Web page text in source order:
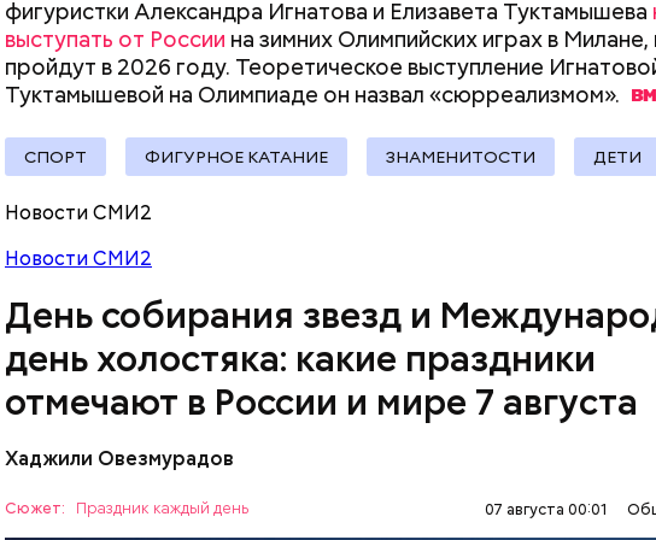
фигуристки Александра Игнатова и Елизавета Туктамышева
выступать от России на зимних Олимпийских играх в
пройдут в 2026 году. Теоретическое выступление
Туктамышевой на Олимпиаде он назвал «сюрреализмом».
СПОРТ ФИГУРНОЕ КАТАНИЕ ЗНАМЕНИТОСТИ ДЕТИ
Новости СМИ2
Новости СМИ2
День собирания звезд и
день холостяка: какие праздники
отмечают в России и мире 7 августа
Хаджили Овезмурадов
Сюжет: Праздник каждый день 07 августа 00:01
День собирания звезд учрежден в честь метеорного потока
Персеиды, который ежегодно можно наблюдать в августе.
любители смотреть на звездопад 7 августа выезжают за
— Кабачки, порезанные кубиками, нужно легко обжарить на
сковороде. К ним добавляются зелень петрушки, чеснок,
оливковое масло. Получается очень вкусно, — поделился
Копылов.
Однако диетолог предупредила: не для всех дыня может
полезна. В первую очередь ее стоит есть с осторожностью